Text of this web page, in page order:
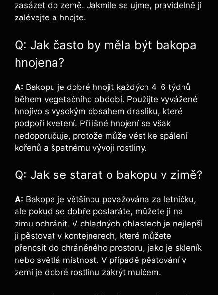
zasázet do země. Jakmile se ujme, pravidelně ji
zalévejte a hnojte.
Q: Jak často by měla být bakopa
hnojena?
A: Bakopu je dobré hnojit každých 4-6 týdnů
během vegetačního období. Použijte vyvážené
hnojivo s vysokým obsahem draslíku, které
podpoří kvetení. Přílišné hnojení se však
nedoporučuje, protože může vést ke spálení
kořenů a špatnému vývoji rostliny.
Q: Jak se starat o bakopu v zimě?
A: Bakopa je většinou považována za letničku,
ale pokud se dobře postaráte, můžete ji na
zimu ochránit. V chladných oblastech je nejlepší
ji pěstovat v kontejnerech, které můžete
přenosit do chráněného prostoru, jako je skleník
nebo světlá místnost. V případě pěstování v
zemi je dobré rostlinu zakrýt mulčem.